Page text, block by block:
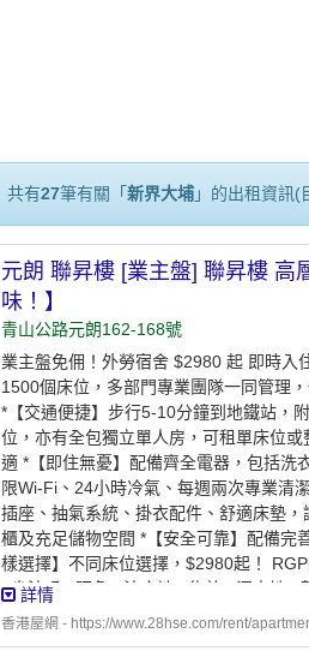
共有27筆有關「 新界大埔」的出租資訊(
元朗 聯昇樓 [業主盤] 聯昇樓 高
味！】
青山公路元朗162-168號
業主盤免佣！外勞宿舍 $2980 起 即時入
1500個床位，多部門專業團隊一同管理
*【交通便捷】步行5-10分鐘到地鐵站，
位，亦有全包獨立單人房，可租單床位
適 *【即住無憂】配備齊全電器，包括洗
限Wi-Fi、24小時冷氣、每週兩次專業清
插座、抽氣系統、掛衣配件、舒適床墊
櫃及充足儲物空間 *【安全可靠】配備完
樣選擇】不同床位選擇，$2980起！
#尖沙咀 #旺角 #油麻地 #佐敦 #深水埗 #
詳情
香港屋網 - https://www.28hse.com/rent/